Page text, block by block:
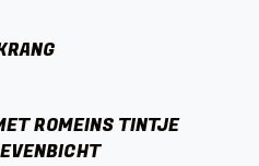
ROMEINS TINTJE